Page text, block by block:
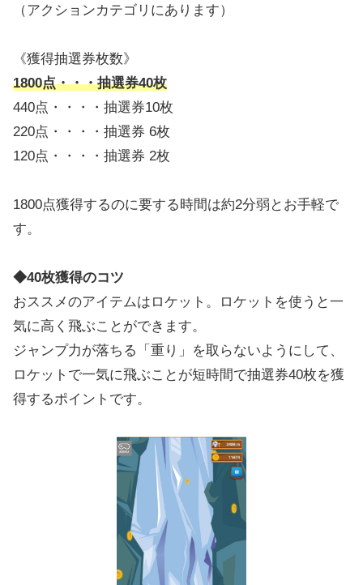
（アクションカテゴリにあります）
《獲得抽選券枚数》
1800点・・・抽選券40枚
440点・・・・抽選券10枚
220点・・・・抽選券 6枚
120点・・・・抽選券 2枚
1800点獲得するのに要する時間は約2分弱とお手軽で
す。
◆40枚獲得のコツ
おススメのアイテムはロケット。ロケットを使うと一
気に高く飛ぶことができます。
ジャンプ力が落ちる「重り」を取らないようにして、
ロケットで一気に飛ぶことが短時間で抽選券40枚を獲
得するポイントです。